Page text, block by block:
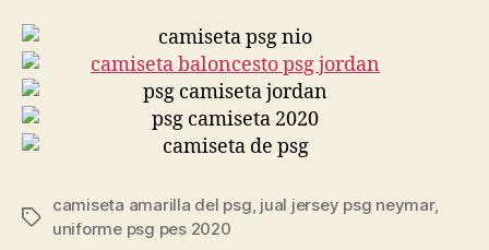
Etiquetas
camiseta amarilla del psg, jual jersey psg neymar,
uniforme psg pes 2020